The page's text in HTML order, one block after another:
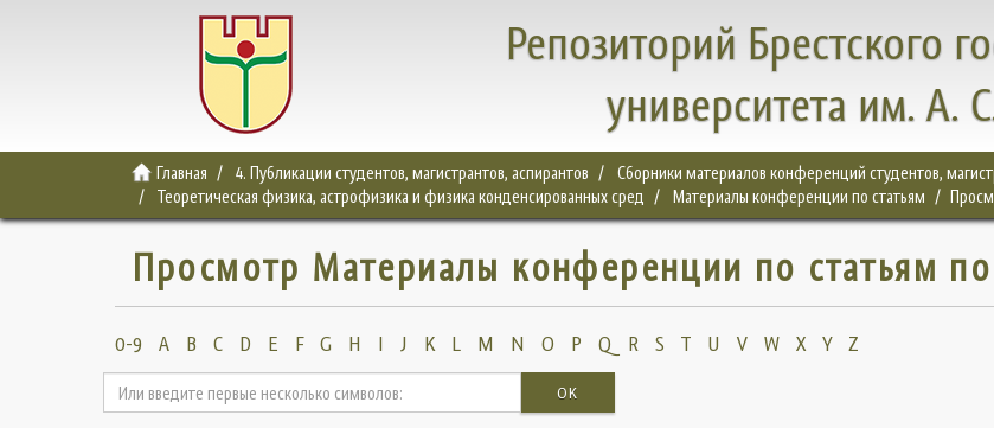
Репозиторий Брестского
университета им. А.
Главная 4. Публикации студентов, магистрантов, аспирантов
Сборники материалов конференций студентов,
Теоретическая физика, астрофизика и физика конденсированных сред
Материалы конференции по статьям
Просмотр Материалы конференции по статьям
0-9 A B C D E F G H I J K L M N O P Q R S T U V W X Y Z
OK